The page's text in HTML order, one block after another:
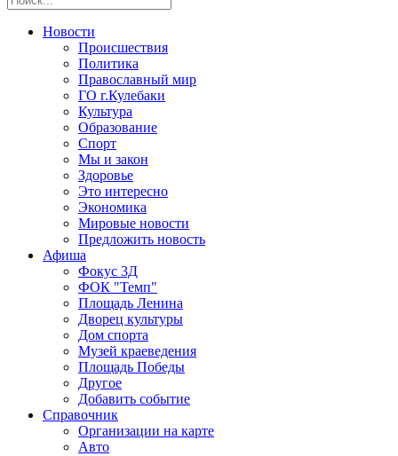
Новости
Происшествия
Политика
Православный мир
ГО г.Кулебаки
Культура
Образование
Спорт
Мы и закон
Здоровье
Это интересно
Экономика
Мировые новости
Предложить новость
Афиша
Фокус 3Д
ФОК "Темп"
Площадь Ленина
Дворец культуры
Дом спорта
Музей краеведения
Площадь Победы
Другое
Добавить событие
Справочник
Организации на карте
Авто